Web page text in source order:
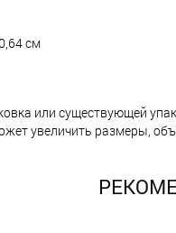
см
или существующей
увеличить размеры,